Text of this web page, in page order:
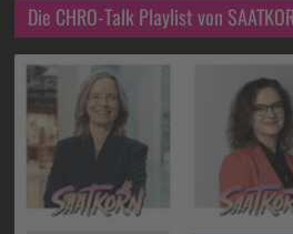
Die CHRO-Talk Playlist von